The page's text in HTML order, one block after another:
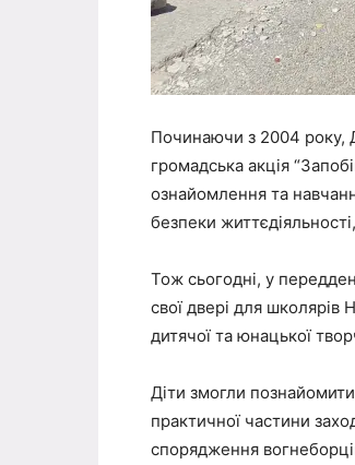
Починаючи з 2004 року,
громадська акція
ознайомлення та
безпеки
Тож сьогодні, у
свої двері для
дитячої та юнацької
Діти змогли
практичної частини
спорядження